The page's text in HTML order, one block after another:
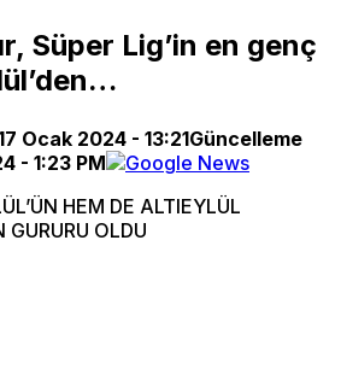
Süper Lig’in en genç
Ocak 2024 - 13:21Güncelleme
- 1:23 PM